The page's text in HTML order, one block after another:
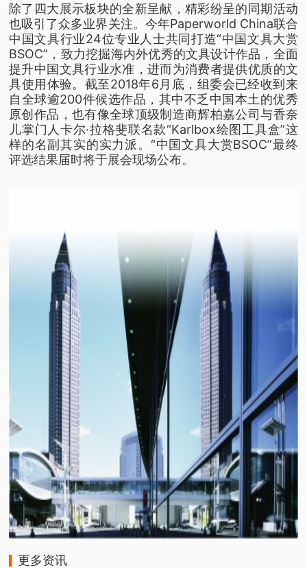
除了四大展示板块的全新呈献，精彩纷呈的同期活动
也吸引了众多业界关注。今年Paperworld China联合
中国文具行业24位专业人士共同打造“中国文具大赏
BSOC”，致力挖掘海内外优秀的文具设计作品，全面
提升中国文具行业水准，进而为消费者提供优质的文
具使用体验。截至2018年6月底，组委会已经收到来
自全球逾200件候选作品，其中不乏中国本土的优秀
原创作品，也有像全球顶级制造商辉柏嘉公司与香奈
儿掌门人卡尔·拉格斐联名款“Karlbox绘图工具盒”这
样的名副其实的实力派。“中国文具大赏BSOC”最终
评选结果届时将于展会现场公布。
更多资讯